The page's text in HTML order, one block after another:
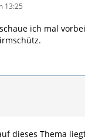
13:25
ich mal
dieses Thema